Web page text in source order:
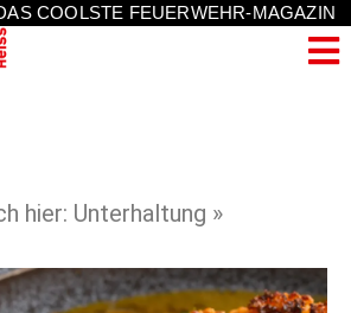
COOLSTE FEUERWEHR-MAGAZIN
hier: Unterhaltung »